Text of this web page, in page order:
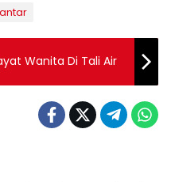
Wanita Di Tali Air